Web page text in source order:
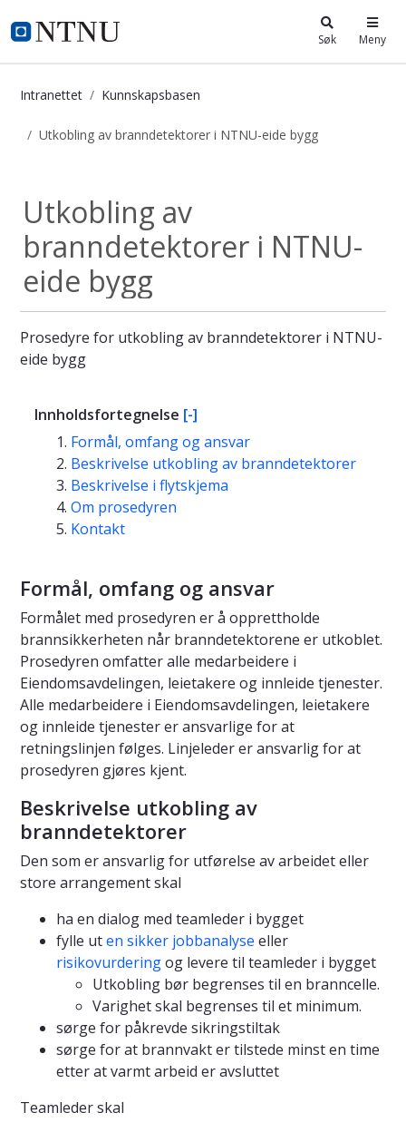
i.ntnu.no Søk Meny
Intranettet Kunnskapsbasen
Utkobling av branndetektorer i NTNU-eide bygg
Utkobling av
branndetektorer i NTNU-
eide bygg
Prosedyre for utkobling av branndetektorer i NTNU-
eide bygg
Innholdsfortegnelse [-]
Formål, omfang og ansvar
Beskrivelse utkobling av branndetektorer
Beskrivelse i flytskjema
Om prosedyren
Kontakt
Formål, omfang og ansvar
Formålet med prosedyren er å opprettholde
brannsikkerheten når branndetektorene er utkoblet.
Prosedyren omfatter alle medarbeidere i
Eiendomsavdelingen, leietakere og innleide tjenester.
Alle medarbeidere i Eiendomsavdelingen, leietakere
og innleide tjenester er ansvarlige for at
retningslinjen følges. Linjeleder er ansvarlig for at
prosedyren gjøres kjent.
Beskrivelse utkobling av
branndetektorer
Den som er ansvarlig for utførelse av arbeidet eller
store arrangement skal
ha en dialog med teamleder i bygget
fylle uten sikker jobbanalyse eller
risikovurderingog levere til teamleder i bygget
Utkobling bør begrenses til en branncelle.
Varighet skal begrenses til et minimum.
sørge for påkrevde sikringstiltak
sørge for at brannvakt er tilstede minst en time
etter at varmt arbeid er avsluttet
Teamleder skal